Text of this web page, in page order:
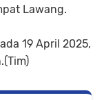
Lawang.
19 April 2025,